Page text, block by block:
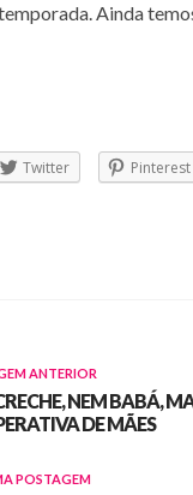
Ainda
Twitter Pinterest
ANTERIOR
NEM BABÁ,
DE MÃES
POSTAGEM